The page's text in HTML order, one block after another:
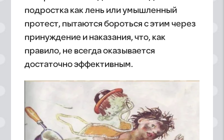
подростка как лень или умышленный
протест, пытаются бороться с этим через
принуждение и наказания, что, как
правило, не всегда оказывается
достаточно эффективным.